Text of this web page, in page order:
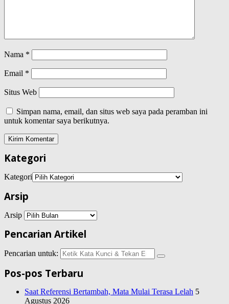
Nama *
Email *
Situs Web
Simpan nama, email, dan situs web saya pada peramban ini
untuk komentar saya berikutnya.
Kategori
Kategori
Arsip
Arsip
Pencarian Artikel
Pencarian untuk:
Pos-pos Terbaru
Saat Referensi Bertambah, Mata Mulai Terasa Lelah 5
Agustus 2026